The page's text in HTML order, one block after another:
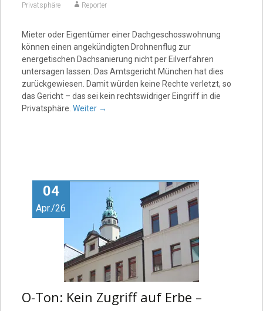
Privatsphäre Reporter
Mieter oder Eigentümer einer Dachgeschosswohnung
können einen angekündigten Drohnenflug zur
energetischen Dachsanierung nicht per Eilverfahren
untersagen lassen. Das Amtsgericht München hat dies
zurückgewiesen. Damit würden keine Rechte verletzt, so
das Gericht – das sei kein rechtswidriger Eingriff in die
Privatsphäre. Weiter →
04
Apr./26
O-Ton: Kein Zugriff auf Erbe –